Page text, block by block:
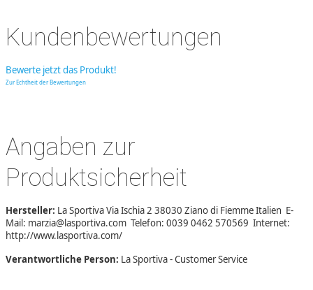
Kundenbewertungen
Bewerte jetzt das Produkt!
Zur Echtheit der Bewertungen
Angaben zur
Produktsicherheit
Hersteller: La Sportiva Via Ischia 2 38030 Ziano di Fiemme Italien E-
Mail: marzia@lasportiva.com Telefon: 0039 0462 570569 Internet:
http://www.lasportiva.com/
Verantwortliche Person: La Sportiva - Customer Service